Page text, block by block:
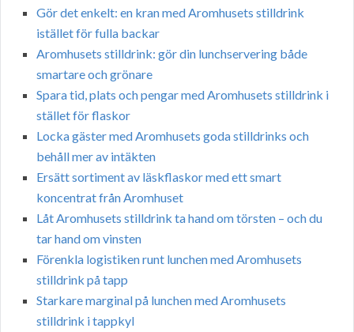
Gör det enkelt: en kran med Aromhusets stilldrink
istället för fulla backar
Aromhusets stilldrink: gör din lunchservering både
smartare och grönare
Spara tid, plats och pengar med Aromhusets stilldrink i
stället för flaskor
Locka gäster med Aromhusets goda stilldrinks och
behåll mer av intäkten
Ersätt sortiment av läskflaskor med ett smart
koncentrat från Aromhuset
Låt Aromhusets stilldrink ta hand om törsten – och du
tar hand om vinsten
Förenkla logistiken runt lunchen med Aromhusets
stilldrink på tapp
Starkare marginal på lunchen med Aromhusets
stilldrink i tappkyl